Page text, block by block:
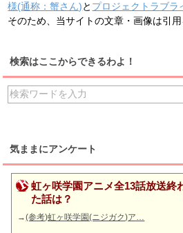
様(通称：蟹さん)と プロジェクトラブラ
そのため、当サイトの文章・画像は引用
検索はここからできるわよ！
気ままにアンケート
虹ヶ咲学園アニメ全13話放送終
た話は？
→(参考)虹ヶ咲学園(ニジガク)ア…